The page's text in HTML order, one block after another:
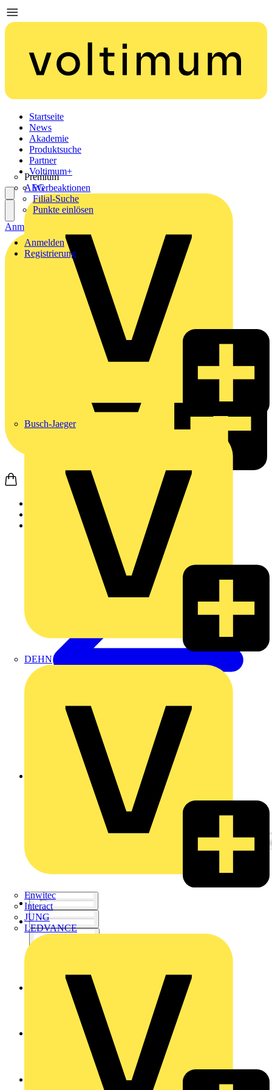
Startseite
News
Akademie
Produktsuche
Partner
Premium
AEG
Busch-Jaeger
DEHN
Enwitec
Interact
JUNG
LEDVANCE
Voltimum+
Werbeaktionen
Filial-Suche
Punkte einlösen
Anmelden
Registrierung
Anmelden
Zurück zu Produkte